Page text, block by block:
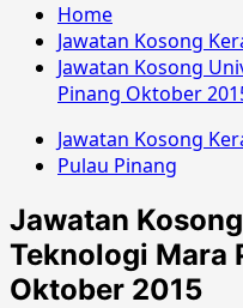
Home
Jawatan Kosong
Jawatan Kosong
Pinang Oktober
Jawatan Kosong
Pulau Pinang
Jawatan
Teknologi Mara
Oktober 2015